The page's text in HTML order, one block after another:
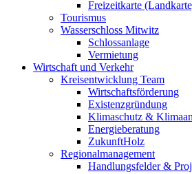
Freizeitkarte
Tourismus
Wasserschloss Mitwitz
Schlossanlage
Vermietung
Wirtschaft und Verkehr
Kreisentwicklung Team
Wirtschaftsförderung
Existenzgründung
Klimaschutz &
Energieberatung
ZukunftHolz
Regionalmanagement
Handlungsfelder &